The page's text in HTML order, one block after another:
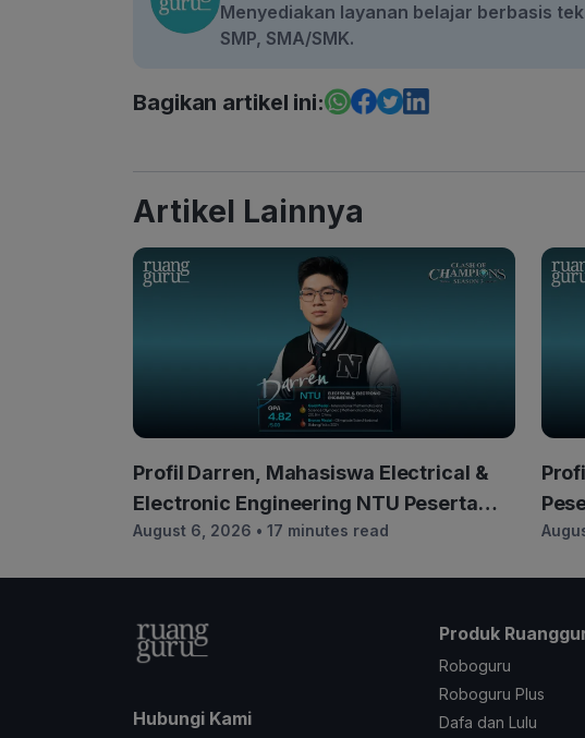
Menyediakan layanan belajar berbasis
SMP, SMA/SMK.
Bagikan artikel ini:
Artikel Lainnya
Profil Darren, Mahasiswa Electrical &
Electronic Engineering NTU Peserta
COC Season 3
August 6, 2026 • 17 minutes read
Hubungi Kami
Produk
Roboguru
Roboguru Plus
Dafa dan Lulu